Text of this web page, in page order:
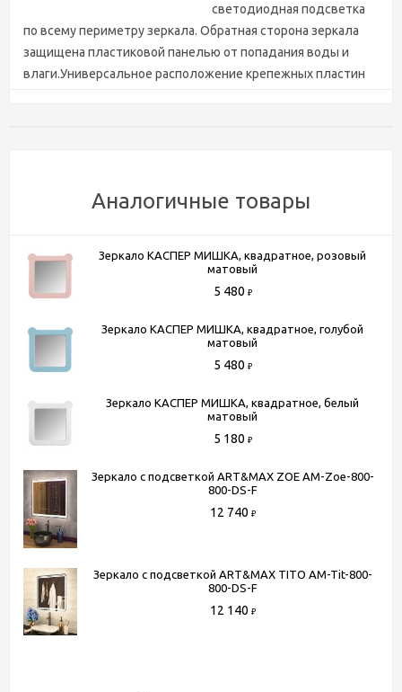
светодиодная подсветка
по всему периметру зеркала. Обратная сторона зеркала
защищена пластиковой панелью от попадания воды и
влаги.Универсальное расположение крепежных пластин
BelBagno
Страна производитель
Россия
Форма
Тип лампы
светодиодная
подвесной
Реверсивное зеркало
Тип подсветки
Встроенная по периметру
Сенсорный выключатель
Ширина, см
Высота, см
80
Глубина, см
Крепёж в комплекте
Дизайн
Подсветка
да
Материал корпуса
пластик
Аналогичные товары
Зеркало КАСПЕР МИШКА, квадратное, розовый
матовый
5 480 ₽
Зеркало КАСПЕР МИШКА, квадратное, голубой
матовый
5 480 ₽
Зеркало КАСПЕР МИШКА, квадратное, белый
матовый
5 180 ₽
Зеркало с подсветкой ART&MAX ZOE AM-Zoe-800-
800-DS-F
12 740 ₽
Зеркало с подсветкой ART&MAX TITO AM-Tit-800-
800-DS-F
12 140 ₽